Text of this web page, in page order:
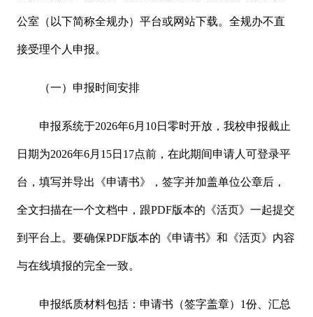
公室（以下简称全规办）平台或网站下载。全规办不直
接受理个人申报。
（一）申报时间安排
申报系统于2026年6月10日零时开放，我校申报截止
日期为2026年6月15日17点前，在此期间申请人可登录平
台，填写并导出《申请书》，签字并加盖单位公章后，
全文扫描在一个文档中，跟PDF版本的《活页》一起提交
到平台上。要确保PDF版本的《申请书》和《活页》内容
与在线填报的完全一致。
申报纸质材料包括：申请书（签字盖章）1份、汇总